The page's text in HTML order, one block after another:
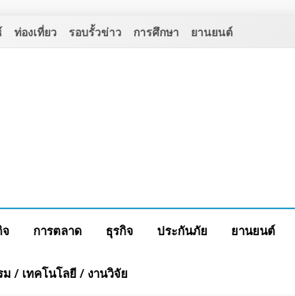
ท่องเที่ยว รอบรั้วข่าว การศึกษา ยานยนต์
จ การตลาด ธุรกิจ ประกันภัย ยานยนต์
/ เทคโนโลยี / งานวิจัย